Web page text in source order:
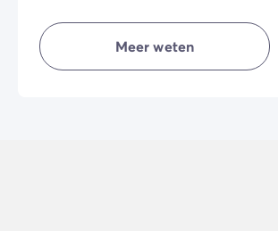
van de inrichting binnen zullen je
vakantie nog aangenamer maken.
Meer weten